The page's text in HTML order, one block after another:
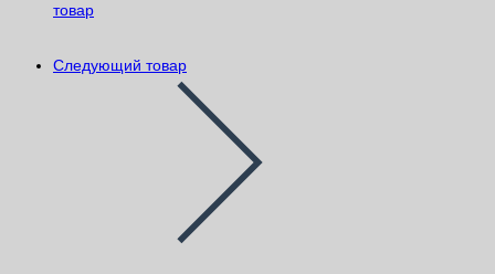
товар
Следующий товар